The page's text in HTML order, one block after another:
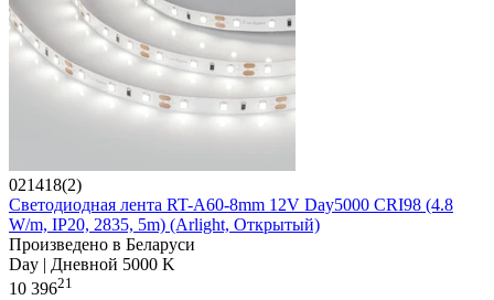
021418(2)
Светодиодная лента RT-A60-8mm 12V Day5000 CRI98 (4.8
W/m, IP20, 2835, 5m) (Arlight, Открытый)
Произведено в Беларуси
Day | Дневной 5000 K
10 39621